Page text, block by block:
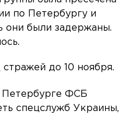
по Петербургу и
они были задержаны.
до 10 ноября.
Петербурге ФСБ
спецслужб Украины,